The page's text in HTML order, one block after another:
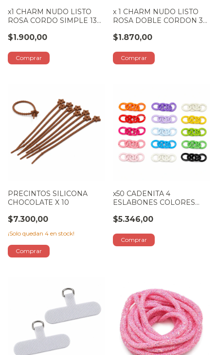
x1 CHARM NUDO LISTO
ROSA CORDO SIMPLE 13
$1.900,00
x 1 CHARM NUDO LISTO
ROSA DOBLE CORDON 30
$1.870,00
PRECINTOS SILICONA
CHOCOLATE X 10
$7.300,00
¡Solo quedan 4 en stock!
x50 CADENITA 4
ESLABONES COLORES
$5.346,00